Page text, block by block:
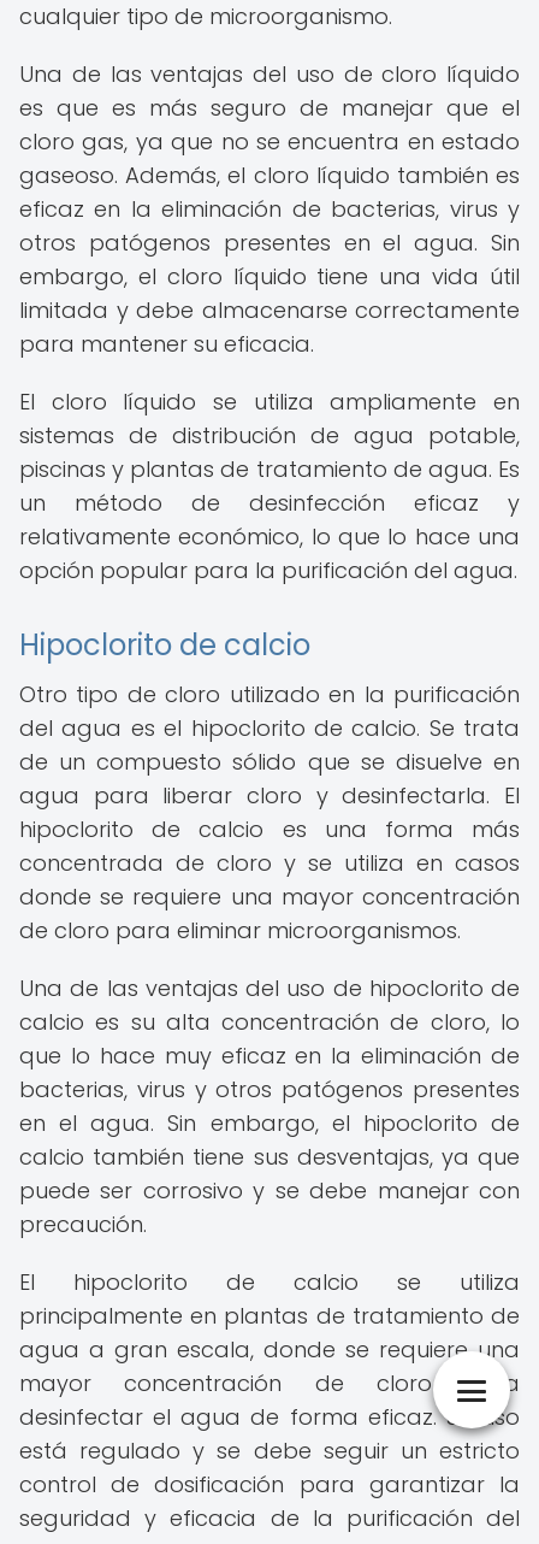
cualquier tipo de microorganismo.
Una de las ventajas del uso de cloro líquido
es que es más seguro de manejar que el
cloro gas, ya que no se encuentra en estado
gaseoso. Además, el cloro líquido también es
eficaz en la eliminación de bacterias, virus y
otros patógenos presentes en el agua. Sin
embargo, el cloro líquido tiene una vida útil
limitada y debe almacenarse correctamente
para mantener su eficacia.
El cloro líquido se utiliza ampliamente en
sistemas de distribución de agua potable,
piscinas y plantas de tratamiento de agua. Es
un método de desinfección eficaz y
relativamente económico, lo que lo hace una
opción popular para la purificación del agua.
Hipoclorito de calcio
Otro tipo de cloro utilizado en la purificación
del agua es el hipoclorito de calcio. Se trata
de un compuesto sólido que se disuelve en
agua para liberar cloro y desinfectarla. El
hipoclorito de calcio es una forma más
concentrada de cloro y se utiliza en casos
donde se requiere una mayor concentración
de cloro para eliminar microorganismos.
Una de las ventajas del uso de hipoclorito de
calcio es su alta concentración de cloro, lo
que lo hace muy eficaz en la eliminación de
bacterias, virus y otros patógenos presentes
en el agua. Sin embargo, el hipoclorito de
calcio también tiene sus desventajas, ya que
puede ser corrosivo y se debe manejar con
precaución.
El hipoclorito de calcio se utiliza
principalmente en plantas de tratamiento de
agua a gran escala, donde se requiere una
mayor concentración de cloro para
desinfectar el agua de forma eficaz. Su uso
está regulado y se debe seguir un estricto
control de dosificación para garantizar la
seguridad y eficacia de la purificación del